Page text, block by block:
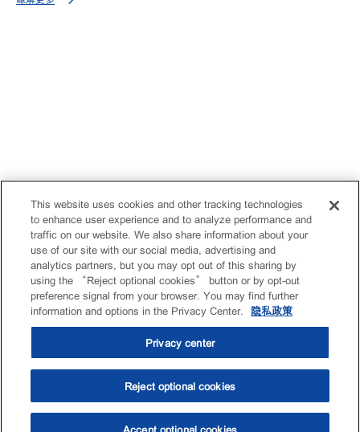
This website uses cookies and other tracking technologies
to enhance user experience and to analyze performance and
traffic on our website. We also share information about your
use of our site with our social media, advertising and
analytics partners, but you may opt out of this sharing by
using the “Reject optional cookies” button or by opt-out
preference signal from your browser. You may find further
information and options in the Privacy Center.
隐私政策
Privacy center
Reject optional cookies
Accept optional cookies